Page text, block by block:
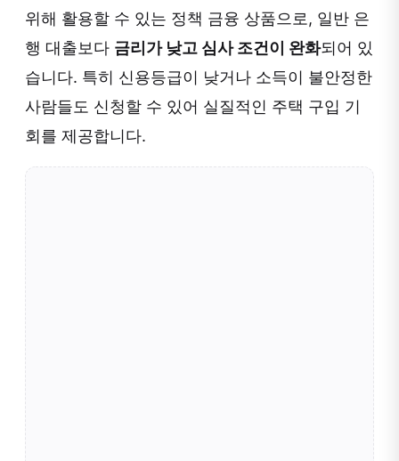
위해 활용할 수 있는 정책 금융 상품으로, 일반 은
행 대출보다 금리가 낮고 심사 조건이 완화되어 있
습니다. 특히 신용등급이 낮거나 소득이 불안정한
사람들도 신청할 수 있어 실질적인 주택 구입 기
회를 제공합니다.